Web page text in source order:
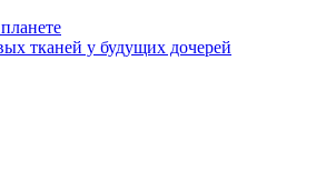
тканей у будущих дочерей